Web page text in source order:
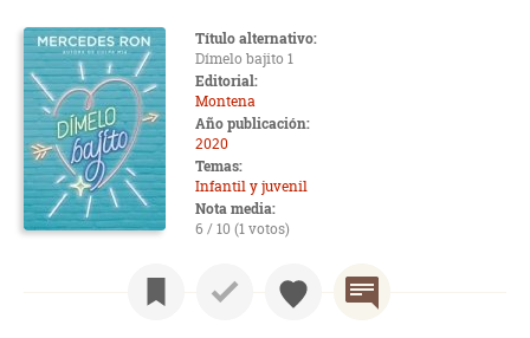
Título alternativo:
Dímelo bajito 1
Editorial:
Montena
Año publicación:
2020
Temas:
Infantil y juvenil
Nota media:
6 / 10 (1 votos)